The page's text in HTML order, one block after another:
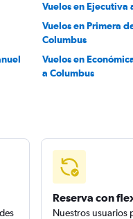
Vuelos en Ejecutiva
Vuelos en Primera
Columbus
Vuelos en
a Columbus
Reserva con
Nuestros usuarios